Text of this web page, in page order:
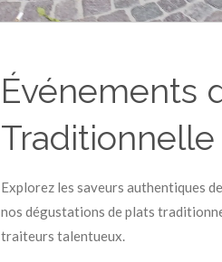
Événements
Traditionnelle
Explorez les saveurs authentiques
nos dégustations de plats
traiteurs talentueux.